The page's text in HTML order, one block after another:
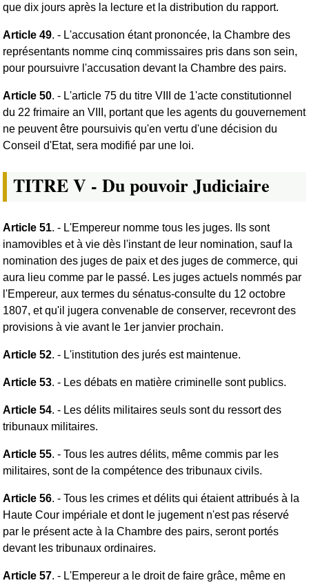
que dix jours après la lecture et la distribution du rapport.
Article 49. - L'accusation étant prononcée, la Chambre des
représentants nomme cinq commissaires pris dans son sein,
pour poursuivre l'accusation devant la Chambre des pairs.
Article 50. - L'article 75 du titre VIII de 1'acte constitutionnel
du 22 frimaire an VIII, portant que les agents du gouvernement
ne peuvent être poursuivis qu'en vertu d'une décision du
Conseil d'Etat, sera modifié par une loi.
TITRE V - Du pouvoir Judiciaire
Article 51. - L'Empereur nomme tous les juges. Ils sont
inamovibles et à vie dès l'instant de leur nomination, sauf la
nomination des juges de paix et des juges de commerce, qui
aura lieu comme par le passé. Les juges actuels nommés par
l'Empereur, aux termes du sénatus-consulte du 12 octobre
1807, et qu'il jugera convenable de conserver, recevront des
provisions à vie avant le 1er janvier prochain.
Article 52. - L'institution des jurés est maintenue.
Article 53. - Les débats en matière criminelle sont publics.
Article 54. - Les délits militaires seuls sont du ressort des
tribunaux militaires.
Article 55. - Tous les autres délits, même commis par les
militaires, sont de la compétence des tribunaux civils.
Article 56. - Tous les crimes et délits qui étaient attribués à la
Haute Cour impériale et dont le jugement n'est pas réservé
par le présent acte à la Chambre des pairs, seront portés
devant les tribunaux ordinaires.
Article 57. - L'Empereur a le droit de faire grâce, même en